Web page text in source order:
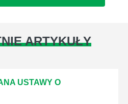
ARTYKUŁY
USTAWY O